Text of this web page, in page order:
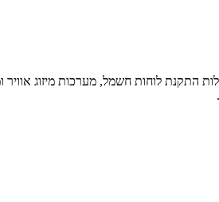
התקנת לוחות חשמל, מערכות מיזוג אוויר